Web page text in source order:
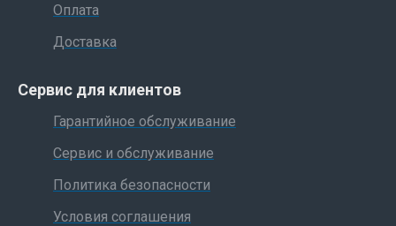
Оплата
Доставка
Сервис для клиентов
Гарантийное обслуживание
Сервис и обслуживание
Политика безопасности
Условия соглашения